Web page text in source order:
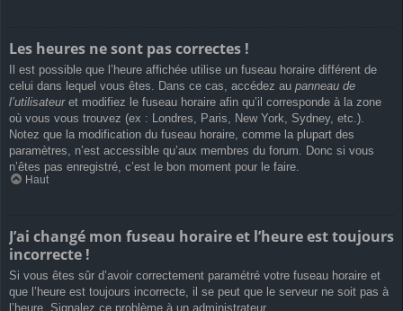
Les heures ne sont pas correctes !
Il est possible que l’heure affichée utilise un fuseau horaire différent de
celui dans lequel vous êtes. Dans ce cas, accédez au panneau de
l’utilisateuret modifiez le fuseau horaire afin qu’il corresponde à la zone
où vous vous trouvez (ex : Londres, Paris, New York, Sydney, etc.).
Notez que la modification du fuseau horaire, comme la plupart des
paramètres, n’est accessible qu’aux membres du forum. Donc si vous
n’êtes pas enregistré, c’est le bon moment pour le faire.
Haut
J’ai changé mon fuseau horaire et l’heure est toujours
incorrecte !
Si vous êtes sûr d’avoir correctement paramétré votre fuseau horaire et
que l’heure est toujours incorrecte, il se peut que le serveur ne soit pas à
l’heure. Signalez ce problème à un administrateur.